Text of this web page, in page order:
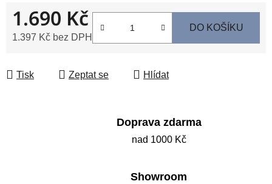
1.690 Kč
1.397 Kč bez DPH
DO KOŠÍKU
Tisk Zeptat se Hlídat
Doprava zdarma
nad 1000 Kč
Showroom